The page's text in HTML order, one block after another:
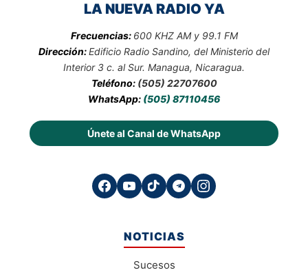
LA NUEVA RADIO YA
Frecuencias: 600 KHZ AM y 99.1 FM
Dirección:Edificio Radio Sandino, del Ministerio del
Interior 3 c. al Sur. Managua, Nicaragua.
Teléfono: (505) 22707600
WhatsApp: (505) 87110456
Únete al Canal de WhatsApp
NOTICIAS
Sucesos